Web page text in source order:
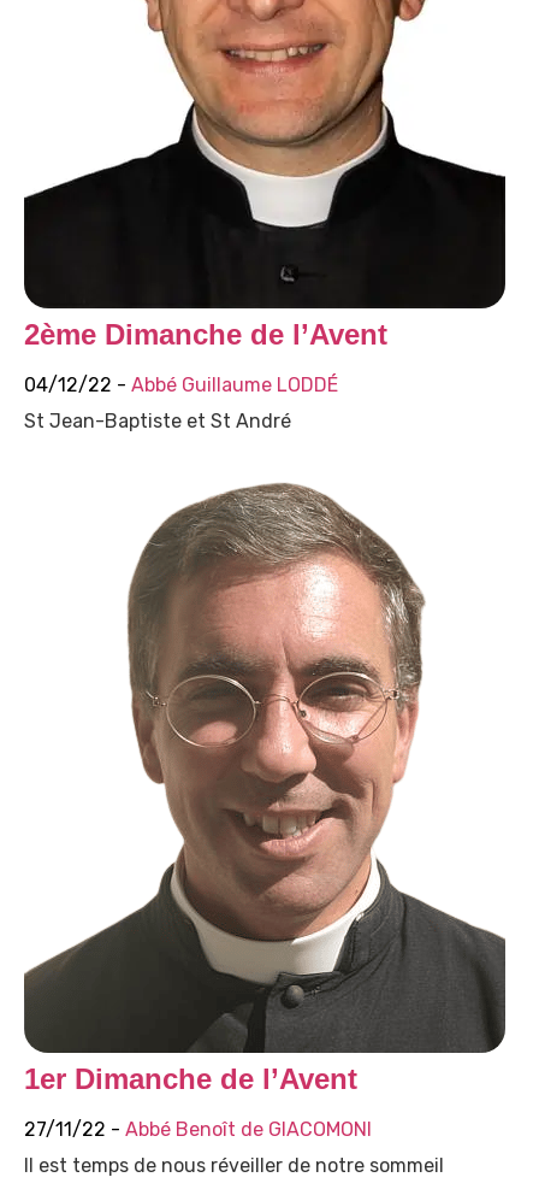
2ème Dimanche de l’Avent
04/12/22 - Abbé Guillaume LODDÉ
St Jean-Baptiste et St André
1er Dimanche de l’Avent
27/11/22 - Abbé Benoît de GIACOMONI
Il est temps de nous réveiller de notre sommeil